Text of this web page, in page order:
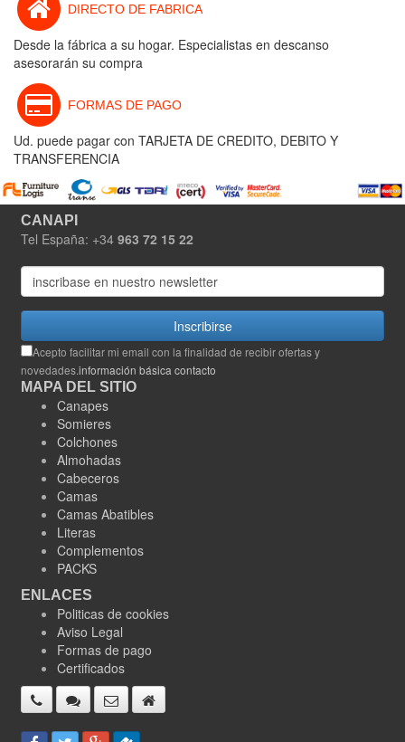
DIRECTO DE FABRICA
Desde la fábrica a su hogar. Especialistas en descanso
asesorarán su compra
FORMAS DE PAGO
Ud. puede pagar con TARJETA DE CREDITO, DEBITO Y
TRANSFERENCIA
CANAPI
Tel España: +34 963 72 15 22
Inscribirse
Acepto facilitar mi email con la finalidad de recibir ofertas y
novedades.información básica contacto
MAPA DEL SITIO
Canapes
Somieres
Colchones
Almohadas
Cabeceros
Camas
Camas Abatibles
Literas
Complementos
PACKS
ENLACES
Politicas de cookies
Aviso Legal
Formas de pago
Certificados